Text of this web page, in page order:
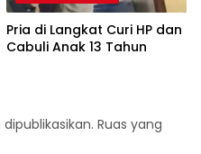
Pria di Langkat Curi HP dan
Cabuli Anak 13 Tahun
Ruas yang